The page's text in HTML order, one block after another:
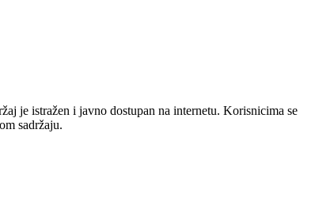
je istražen i javno dostupan na internetu. Korisnicima se
sadržaju.